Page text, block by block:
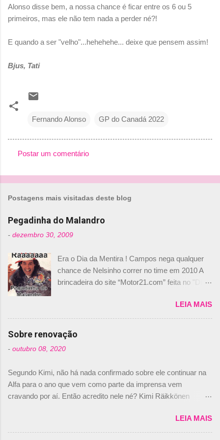
Alonso disse bem, a nossa chance é ficar entre os 6 ou 5
primeiros, mas ele não tem nada a perder né?!
E quando a ser "velho"...hehehehe... deixe que pensem assim!
Bjus, Tati
Fernando Alonso GP do Canadá 2022
o
n
t
r
i
o
Postar um comentário
Postagens mais visitadas deste blog
Pegadinha do Malandro
- dezembro 30, 2009
Era o Dia da Mentira ! Campos nega qualquer
chance de Nelsinho correr no time em 2010 A
brincadeira do site “Motor21.com” feita no "Día
de abril –, afirmando que Nelson Piquet havia
comprado 15% das ações da Campos, dando,
com isso, um lugar no time a Nelsinho Piquet,
foi esclarecida de uma vez por todas por
Daniele Audetto, diretor da escuderia. O
não será o companheiro de Bruno Senna em
2010. "Na verdade, nós recebemos uma oferta
de Piquet", admitiu Audetto. “Mas depois de ter
dois brasileiros”, explicou, dizendo ainda que
não tem nada contra o filho do tricampeão
LEIA MAIS
Sobre renovação
- outubro 08, 2020
Segundo Kimi, não há nada confirmado sobre ele continuar na
Alfa para o ano que vem como parte da imprensa vem
cravando por aí. Então acredito nele né? Kimi Räikkönen
truth but I’ve never had an option in my contract so that’s
should, pretty much, tell you that it’s not true." #Kimi7 #EifelGP
LEIA MAIS